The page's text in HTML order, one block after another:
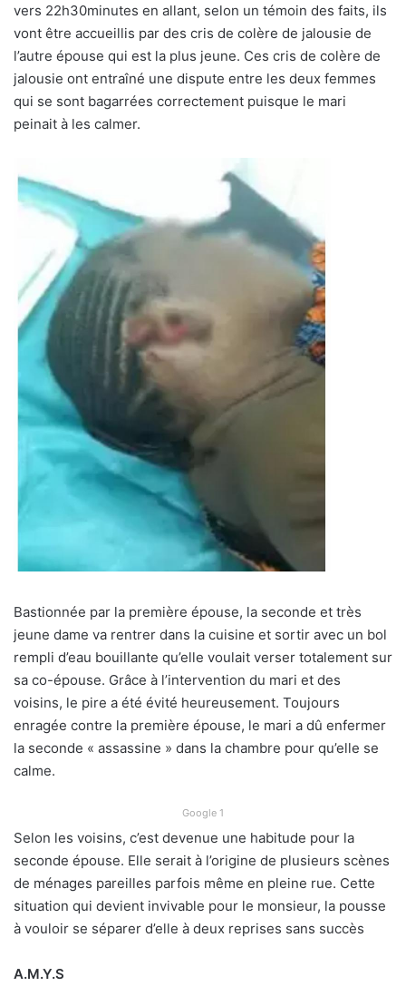
vers 22h30minutes en allant, selon un témoin des faits, ils
vont être accueillis par des cris de colère de jalousie de
l’autre épouse qui est la plus jeune. Ces cris de colère de
jalousie ont entraîné une dispute entre les deux femmes
qui se sont bagarrées correctement puisque le mari
peinait à les calmer.
Bastionnée par la première épouse, la seconde et très
jeune dame va rentrer dans la cuisine et sortir avec un bol
rempli d’eau bouillante qu’elle voulait verser totalement sur
sa co-épouse. Grâce à l’intervention du mari et des
voisins, le pire a été évité heureusement. Toujours
enragée contre la première épouse, le mari a dû enfermer
la seconde « assassine » dans la chambre pour qu’elle se
calme.
Google 1
Selon les voisins, c’est devenue une habitude pour la
seconde épouse. Elle serait à l’origine de plusieurs scènes
de ménages pareilles parfois même en pleine rue. Cette
situation qui devient invivable pour le monsieur, la pousse
à vouloir se séparer d’elle à deux reprises sans succès
A.M.Y.S